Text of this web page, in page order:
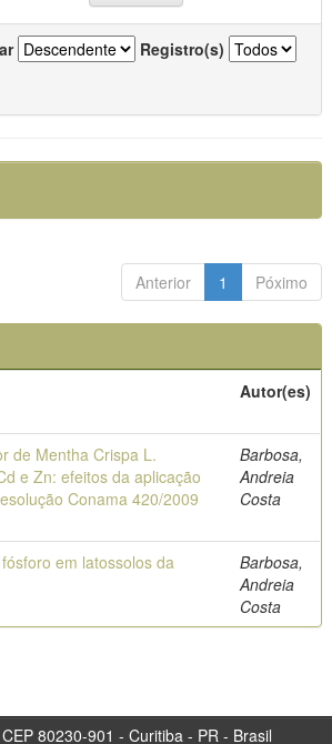
Registro(s)
Anterior 1 Póximo
Autor(es)
de Mentha Crispa L.
e Zn: efeitos da aplicação
Conama 420/2009
Barbosa,
Andreia
Costa
em latossolos da
Barbosa,
Andreia
Costa
CEP 80230-901 - Curitiba - PR -